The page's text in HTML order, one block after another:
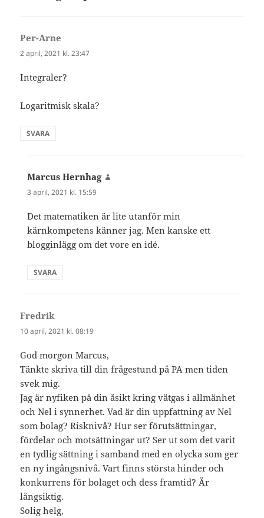
Per-Arne
2 april, 2021 kl. 23:47
Integraler?
Logaritmisk skala?
SVARA
Marcus Hernhag
3 april, 2021 kl. 15:59
Det matematiken är lite utanför min
kärnkompetens känner jag. Men kanske ett
blogginlägg om det vore en idé.
SVARA
Fredrik
10 april, 2021 kl. 08:19
God morgon Marcus,
Tänkte skriva till din frågestund på PA men tiden
svek mig.
Jag är nyfiken på din åsikt kring vätgas i allmänhet
och Nel i synnerhet. Vad är din uppfattning av Nel
som bolag? Risknivå? Hur ser förutsättningar,
fördelar och motsättningar ut? Ser ut som det varit
en tydlig sättning i samband med en olycka som ger
en ny ingångsnivå. Vart finns största hinder och
konkurrens för bolaget och dess framtid? Är
långsiktig.
Solig helg,